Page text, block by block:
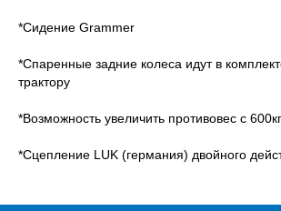
*Сидение Grammer
*Спаренные задние колеса идут в
трактору
*Возможность увеличить противовес с
*Сцепление LUK (германия) двойного